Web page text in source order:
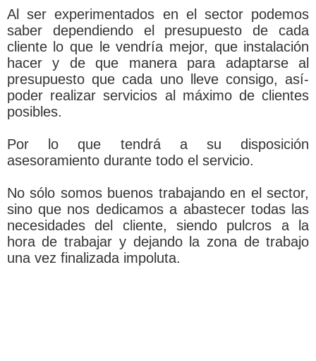
Al ser experimentados en el sector podemos
saber dependiendo el presupuesto de cada
cliente lo que le vendrí­a mejor, que instalación
hacer y de que manera para adaptarse al
presupuesto que cada uno lleve consigo, así­
poder realizar servicios al máximo de clientes
posibles.
Por lo que tendrá a su disposición
asesoramiento durante todo el servicio.
No sólo somos buenos trabajando en el sector,
sino que nos dedicamos a abastecer todas las
necesidades del cliente, siendo pulcros a la
hora de trabajar y dejando la zona de trabajo
una vez finalizada impoluta.